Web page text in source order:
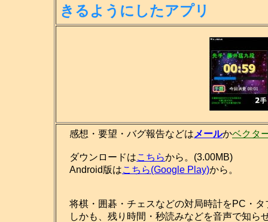
きる ようにしたアプリ
感想・要望・バグ報告などは メールかベクタ
ダウンロードはこちらから。(3.00MB)
Android版はこちら(Google Play)から。
将棋・囲碁・チェスなどの対局時計をPC・
しかも、残り時間・秒読みなどを音声で知ら